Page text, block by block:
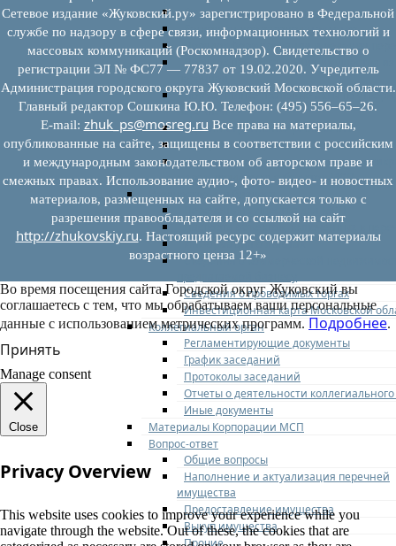
Федеральное законодательство
Региональное законодательство
Порядок формирования и ведения
Порядок предоставления имущества из
перечней
Нормативные правовые акты по
перечней
Административные регламенты
Программы по развитию МСП
Нормативные правовые акты по
мерам поддержки субъектов МСП
Имущество для бизнеса
Перечень имущества для МСП
Паспорта объектов, включенных в
Информация о льготах
Сведения о коммерческой
Сведения о проводимых торгах
Инвестиционная карта Московской
Коллегиальный орган
Регламентирующие документы
График заседаний
Протоколы заседаний
Отчеты о деятельности
Иные документы
Материалы Корпорации МСП
Вопрос-ответ
Общие вопросы
Наполнение и актуализация перечней
имущества
Предоставление имущества
Выкуп имущества
Прочие
Сетевое издание «Жуковский.ру» зарегистрировано в Федеральной
службе по надзору в сфере связи, информационных технологий и
массовых коммуникаций (Роскомнадзор). Свидетельство о
регистрации ЭЛ № ФС77 — 77837 от 19.02.2020. Учредитель
Администрация городского округа Жуковский Московской области.
Главный редактор Сошкина Ю.Ю. Телефон: (495) 556–65–26.
E‑mail: zhuk_ps@mosreg.ru Все права на материалы,
опубликованные на сайте, защищены в соответствии с российским
и международным законодательством об авторском праве и
смежных правах. Использование аудио-, фото- видео- и новостных
материалов, размещенных на сайте, допускается только с
разрешения правообладателя и со ссылкой на сайт
http://zhukovskiy.ru. Настоящий ресурс содержит материалы
возрастного ценза 12+»
Во время посещения сайта Городской округ Жуковский вы
соглашаетесь с тем, что мы обрабатываем ваши персональные
данные с использованием метрических программ. Подробнее.
Принять
Manage consent
Close
Privacy Overview
This website uses cookies to improve your experience while you
navigate through the website. Out of these, the cookies that are